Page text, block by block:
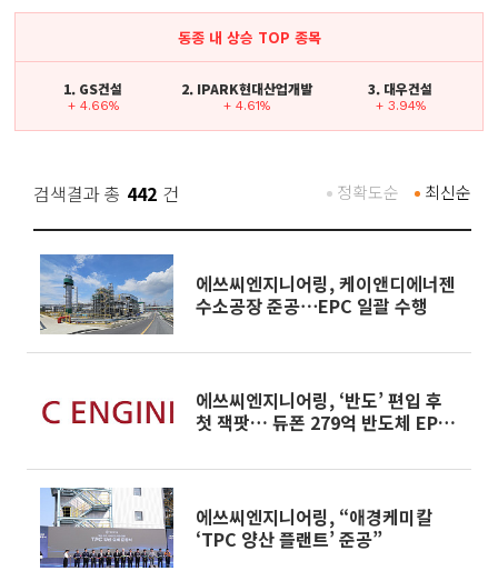
동종 내 상승 TOP 종목
1. GS건설
+ 4.66%
2. IPARK현대산업개발
+ 4.61%
3. 대우건설
+ 3.94%
검색결과 총 442 건 최신순
정확도순
에쓰씨엔지니어링, 케이앤디에너젠
수소공장 준공⋯EPC 일괄 수행
에쓰씨엔지니어링, ‘반도’ 편입 후
첫 잭팟… 듀폰 279억 반도체 EPC
에쓰씨엔지니어링, “애경케미칼
‘TPC 양산 플랜트’ 준공”